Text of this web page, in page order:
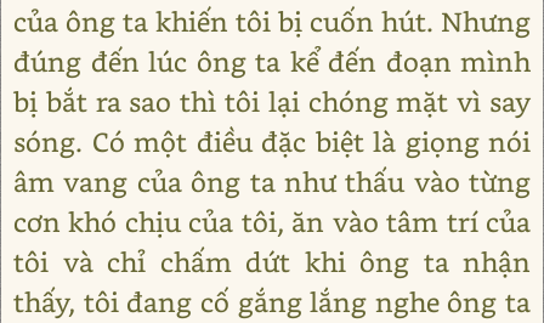
của ông ta khiến tôi bị cuốn hút. Nhưng
đúng đến lúc ông ta kể đến đoạn mình
bị bắt ra sao thì tôi lại chóng mặt vì say
sóng. Có một điều đặc biệt là giọng nói
âm vang của ông ta như thấu vào từng
cơn khó chịu của tôi, ăn vào tâm trí của
tôi và chỉ chấm dứt khi ông ta nhận
thấy, tôi đang cố gắng lắng nghe ông ta